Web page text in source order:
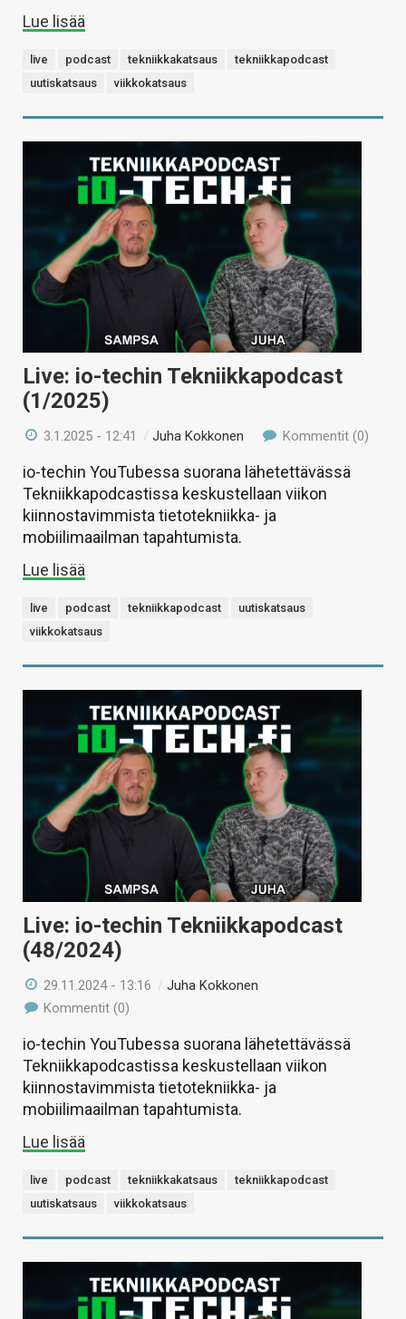
Lue lisää
live podcast tekniikkakatsaus
tekniikkapodcast
uutiskatsaus
viikkokatsaus
Live: io-techin Tekniikkapodcast
(1/2025)
3.1.2025 - 12:41 /Juha Kokkonen Kommentit (0)
io-techin YouTubessa suorana lähetettävässä
Tekniikkapodcastissa keskustellaan viikon
kiinnostavimmista tietotekniikka- ja
mobiilimaailman tapahtumista.
Lue lisää
live podcast tekniikkapodcast
uutiskatsaus
viikkokatsaus
Live: io-techin Tekniikkapodcast
(48/2024)
29.11.2024 - 13:16 /Juha Kokkonen
Kommentit (0)
io-techin YouTubessa suorana lähetettävässä
Tekniikkapodcastissa keskustellaan viikon
kiinnostavimmista tietotekniikka- ja
mobiilimaailman tapahtumista.
Lue lisää
live podcast tekniikkakatsaus
tekniikkapodcast
uutiskatsaus
viikkokatsaus